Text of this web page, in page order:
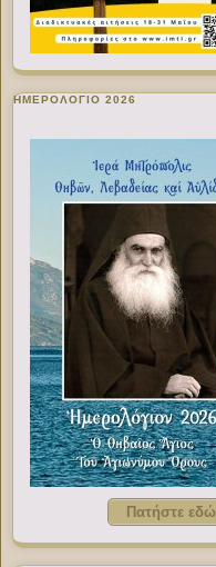
ΗΜΕΡΟΛΟΓΙΟ 2026
Πατήστε